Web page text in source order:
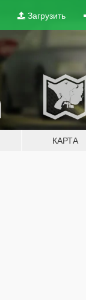
Загрузить
КАРТА